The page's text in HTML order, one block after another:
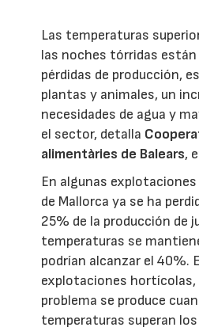
Las temperaturas
las noches tórridas
pérdidas de producción,
plantas y animales, un
necesidades de agua y
el sector, detalla
alimentàries de Balears,
En algunas
de Mallorca ya se ha
25% de la producción de
temperaturas se
podrían alcanzar el 40%.
explotaciones hortícolas,
problema se produce
temperaturas superan